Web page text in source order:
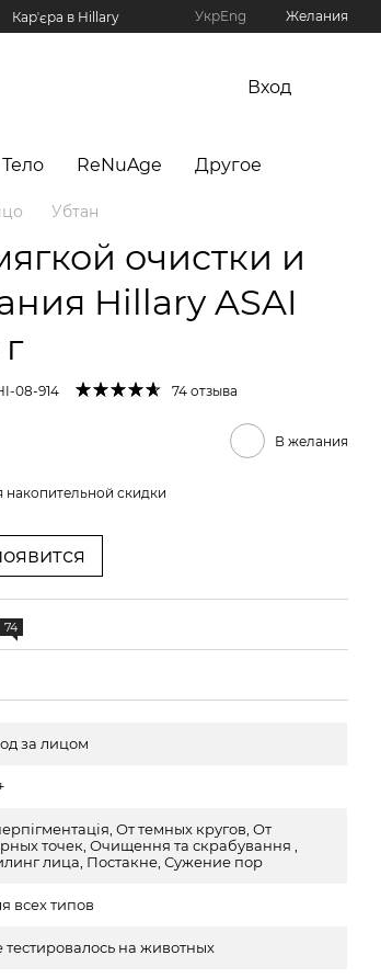
Карʼєра в Hillary
УкрEng Желания
Вход
Тело ReNuAge Другое
Убтан
очистки и
Hillary ASAI
08-914 74 отзыва
В желания
накопительной скидки
74
за лицом
От темных кругов, От
точек, Очищення та скрабування ,
лица, Постакне, Сужение пор
всех типов
тестировалось на животных